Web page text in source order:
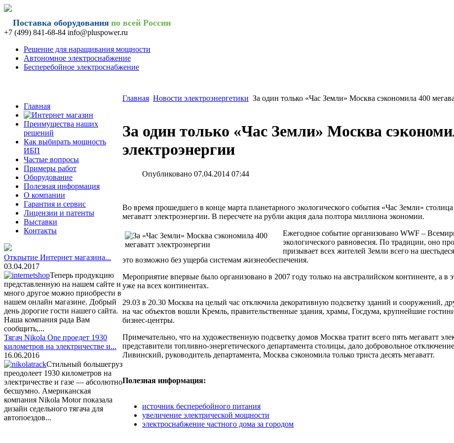
Поставка оборудования по всей России
+7 (499) 841-68-84 info@pluspower.ru
Решение для наращивания мощности
Автономное электроснабжение
Бесперебойное электроснабжение
Главная Новости электроэнергетики За один только «Час Земли» Москва сэкономила 400
За один только «Час Земли» Москва
электроэнергии
Опубликовано 07.04.2014 07:44
Во время прошедшего в конце марта планетарного экологического события «Час Земли»
мегаватт электроэнергии. В пересчете на рубли акция дала полтора миллиона экономии.
Ежегодное событие организовано WWF –
экологического равновесия. По традиции, оно
призывает всех жителей Земли всего на
это возможно без ущерба системам жизнеобеспечения.
Мероприятие впервые было организовано в 2007 году только на австралийском континенте, а
уже на всех континентах.
29.03 в 20.30 Москва на целый час отключила декоративную подсветку зданий и сооружений,
на час объектов вошли Кремль, правительственные здания, храмы, Госдума, крупнейшие
бизнес-центры.
Примечательно, что на художественную подсветку домов Москва тратит всего пять мегаватт
представители топливно-энергетического департамента столицы, дало добровольное
Ливинский, руководитель департамента, Москва сэкономила только триста десять мегаватт.
Полезная информация:
источник бесперебойного питания
увеличение электрической мощности
электроснабжение частного дома за городом
Главная
Преимущества наших
решений
Как выбирать мощность
ИБП
Частые вопросы
Примеры работ
Оборудование
Полезная информация
О компании
Гарантия и сервис
Лицензии и патенты
Выставки
Контакты
Открытие Интернет магазина...
03.04.2017
Теперь продукцию
представленную на нашем сайте и
много другое можно приобрести в
нашем онлайн магазине. Добрый
день дорогие гости нашего сайта.
Наша компания рада Вам
сообщить,...
Тягач Nikola One проедет 1930
километров на электричестве и...
16.06.2016
Стильный большегруз
преодолеет 1930 километров на
электричестве и газе — абсолютно
бесшумно. Американская
компания Nikola Motor показала
дизайн седельного тягача для
автопоездов...